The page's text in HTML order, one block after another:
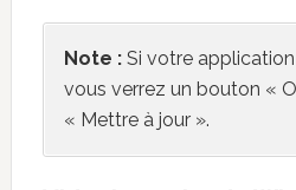
Note :Si votre application
vous verrez un bouton «
« Mettre à jour ».